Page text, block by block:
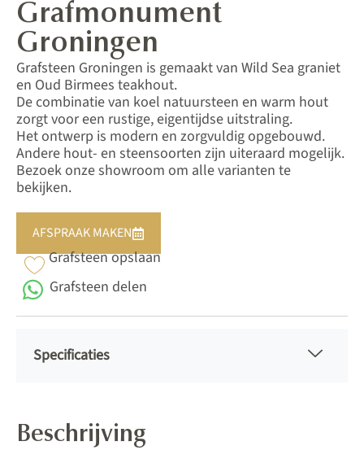
Grafmonument
Groningen
Grafsteen Groningen is gemaakt van Wild Sea graniet
en Oud Birmees teakhout.
De combinatie van koel natuursteen en warm hout
zorgt voor een rustige, eigentijdse uitstraling.
Het ontwerp is modern en zorgvuldig opgebouwd.
Andere hout- en steensoorten zijn uiteraard mogelijk.
Bezoek onze showroom om alle varianten te
bekijken.
AFSPRAAK MAKEN
Grafsteen opslaan
Grafsteen delen
Specificaties
Beschrijving